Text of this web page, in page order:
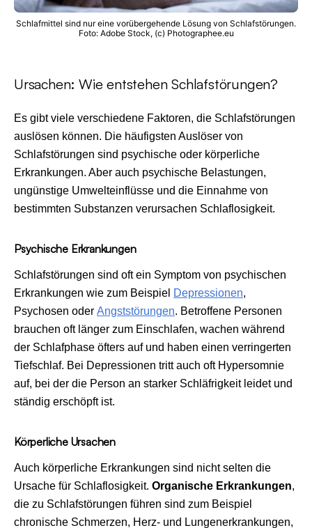
Schlafmittel sind nur eine vorübergehende Lösung von Schlafstörungen.
Foto: Adobe Stock, (c) Photographee.eu
Ursachen: Wie entstehen Schlafstörungen?
Es gibt viele verschiedene Faktoren, die Schlafstörungen
auslösen können. Die häufigsten Auslöser von
Schlafstörungen sind psychische oder körperliche
Erkrankungen. Aber auch psychische Belastungen,
ungünstige Umwelteinflüsse und die Einnahme von
bestimmten Substanzen verursachen Schlaflosigkeit.
Psychische Erkrankungen
Schlafstörungen sind oft ein Symptom von psychischen
Erkrankungen wie zum Beispiel Depressionen,
Psychosen oder Angststörungen. Betroffene Personen
brauchen oft länger zum Einschlafen, wachen während
der Schlafphase öfters auf und haben einen verringerten
Tiefschlaf. Bei Depressionen tritt auch oft Hypersomnie
auf, bei der die Person an starker Schläfrigkeit leidet und
ständig erschöpft ist.
Körperliche Ursachen
Auch körperliche Erkrankungen sind nicht selten die
Ursache für Schlaflosigkeit. Organische Erkrankungen,
die zu Schlafstörungen führen sind zum Beispiel
chronische Schmerzen, Herz- und Lungenerkrankungen,